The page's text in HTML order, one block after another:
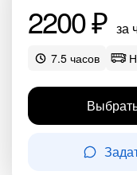
2200 ₽ за
7.5 часов